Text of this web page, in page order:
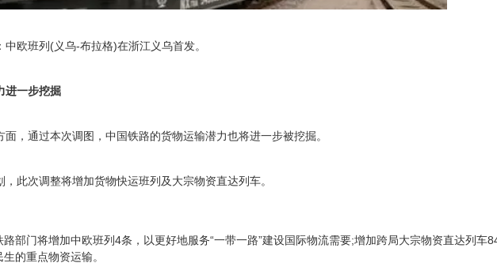
班列(义乌-布拉格)在浙江义乌首发。
进一步挖掘
通过本次调图，中国铁路的货物运输潜力也将进一步被挖掘。
次调整将增加货物快运班列及大宗物资直达列车。
门将增加中欧班列4条，以更好地服务“一带一路”建设国际物流需要;增加跨局大宗物资直达列车
的重点物资运输。